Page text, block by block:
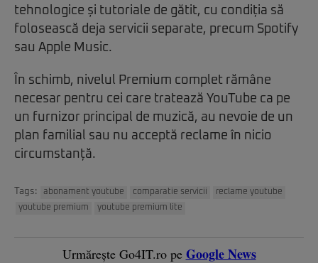
tehnologice și tutoriale de gătit, cu condiția să
folosească deja servicii separate, precum Spotify
sau Apple Music.
În schimb, nivelul Premium complet rămâne
necesar pentru cei care tratează YouTube ca pe
un furnizor principal de muzică, au nevoie de un
plan familial sau nu acceptă reclame în nicio
circumstanță.
Tags: abonament youtube comparatie servicii
reclame youtube
youtube premium
youtube premium lite
Urmărește Go4IT.ro pe Google News